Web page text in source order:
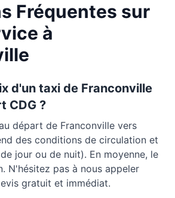
Fréquentes sur
à
d'un taxi de Franconville
CDG ?
départ de Franconville vers
des conditions de circulation et
jour ou de nuit). En moyenne, le
. N'hésitez pas à nous appeler
gratuit et immédiat.